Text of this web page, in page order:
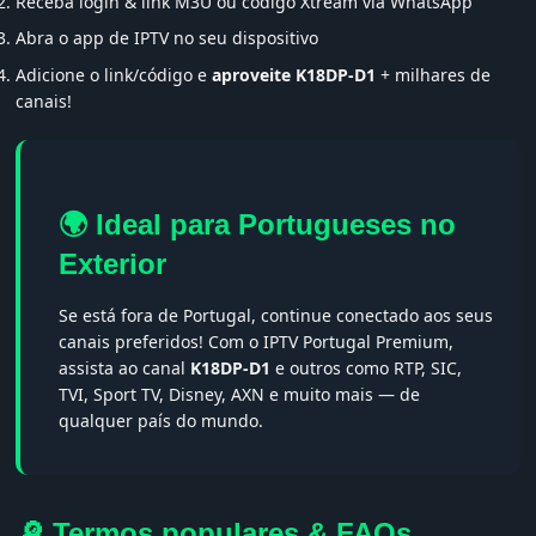
Abra o app de IPTV no seu dispositivo
Adicione o link/código eaproveite K18DP-D1 + milhares de
canais!
🌍 Ideal para Portugueses no
Exterior
Se está fora de Portugal, continue conectado aos seus
canais preferidos! Com o IPTV Portugal Premium,
assista ao canal K18DP-D1 e outros como RTP, SIC,
TVI, Sport TV, Disney, AXN e muito mais — de
qualquer país do mundo.